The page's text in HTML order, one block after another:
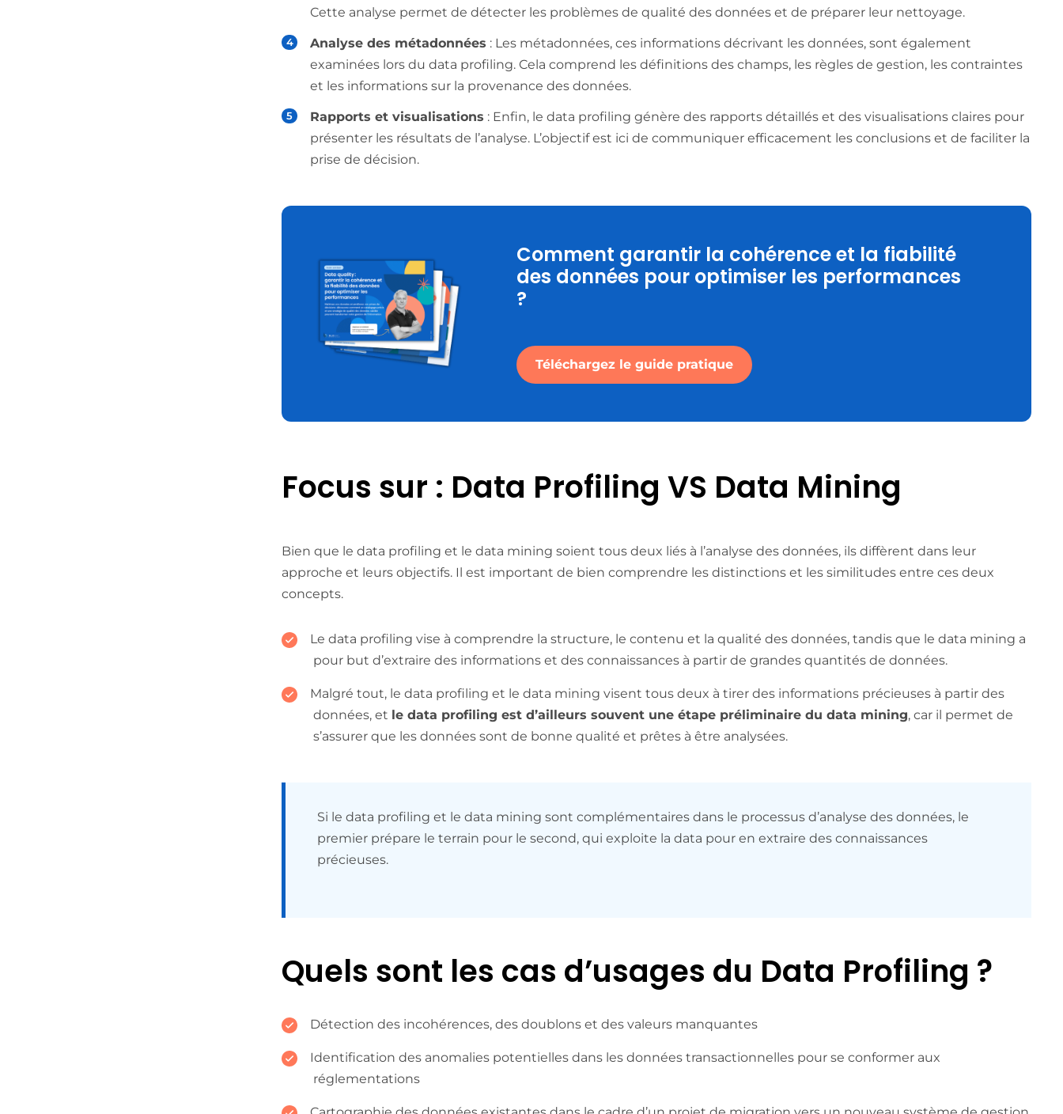
Cette analyse permet de détecter les problèmes de qualité des données et de préparer leur nettoyage.
Analyse des métadonnées : Les métadonnées, ces informations décrivant les données, sont également
examinées lors du data profiling. Cela comprend les définitions des champs, les règles de gestion, les contraintes
et les informations sur la provenance des données.
Rapports et visualisations : Enfin, le data profiling génère des rapports détaillés et des visualisations claires pour
présenter les résultats de l’analyse. L’objectif est ici de communiquer efficacement les conclusions et de faciliter la
prise de décision.
Comment garantir la cohérence et la fiabilité
des données pour optimiser les performances
?
Téléchargez le guide pratique
Focus sur : Data Profiling VS Data Mining
Bien que le data profiling et le data mining soient tous deux liés à l’analyse des données, ils diffèrent dans leur
approche et leurs objectifs. Il est important de bien comprendre les distinctions et les similitudes entre ces deux
concepts.
Le data profiling vise à comprendre la structure, le contenu et la qualité des données, tandis que le data mining a
pour but d’extraire des informations et des connaissances à partir de grandes quantités de données.
Malgré tout, le data profiling et le data mining visent tous deux à tirer des informations précieuses à partir des
données, et le data profiling est d’ailleurs souvent une étape préliminaire du data mining, car il permet de
s’assurer que les données sont de bonne qualité et prêtes à être analysées.
Si le data profiling et le data mining sont complémentaires dans le processus d’analyse des données, le
premier prépare le terrain pour le second, qui exploite la data pour en extraire des connaissances
précieuses.
Quels sont les cas d’usages du Data Profiling ?
Détection des incohérences, des doublons et des valeurs manquantes
Identification des anomalies potentielles dans les données transactionnelles pour se conformer aux
réglementations